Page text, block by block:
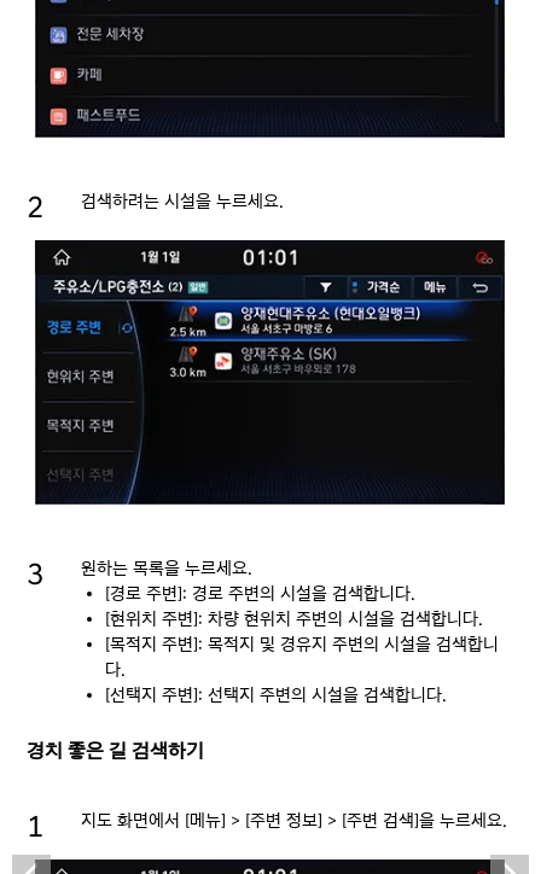
검색하려는 시설을 누르세요.
원하는 목록을 누르세요.
[경로 주변]: 경로 주변의 시설을 검색합니다.
[현위치 주변]: 차량 현위치 주변의 시설을 검색합니다.
[목적지 주변]: 목적지 및 경유지 주변의 시설을 검색합니
다.
[선택지 주변]: 선택지 주변의 시설을 검색합니다.
경치 좋은 길 검색하기
지도 화면에서 [메뉴] > [주변 정보] > [주변 검색]을 누르세요.